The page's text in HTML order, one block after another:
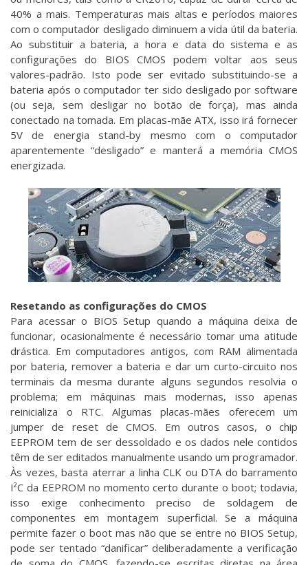
40% a mais. Temperaturas mais altas e períodos maiores
com o computador desligado diminuem a vida útil da bateria.
Ao substituir a bateria, a hora e data do sistema e as
configurações do BIOS CMOS podem voltar aos seus
valores-padrão. Isto pode ser evitado substituindo-se a
bateria após o computador ter sido desligado por software
(ou seja, sem desligar no botão de força), mas ainda
conectado na tomada. Em placas-mãe ATX, isso irá fornecer
5V de energia stand-by mesmo com o computador
aparentemente “desligado” e manterá a memória CMOS
energizada.
Resetando as configurações do CMOS
Para acessar o BIOS Setup quando a máquina deixa de
funcionar, ocasionalmente é necessário tomar uma atitude
drástica. Em computadores antigos, com RAM alimentada
por bateria, remover a bateria e dar um curto-circuito nos
terminais da mesma durante alguns segundos resolvia o
problema; em máquinas mais modernas, isso apenas
reinicializa o RTC. Algumas placas-mães oferecem um
jumper de reset de CMOS. Em outros casos, o chip
EEPROM tem de ser dessoldado e os dados nele contidos
têm de ser editados manualmente usando um programador.
Às vezes, basta aterrar a linha CLK ou DTA do barramento
I²C da EEPROM no momento certo durante o boot; todavia,
isso exige conhecimento preciso de soldagem de
componentes em montagem superficial. Se a máquina
permite fazer o boot mas não que se entre no BIOS Setup,
pode ser tentado “danificar” deliberadamente a verificação